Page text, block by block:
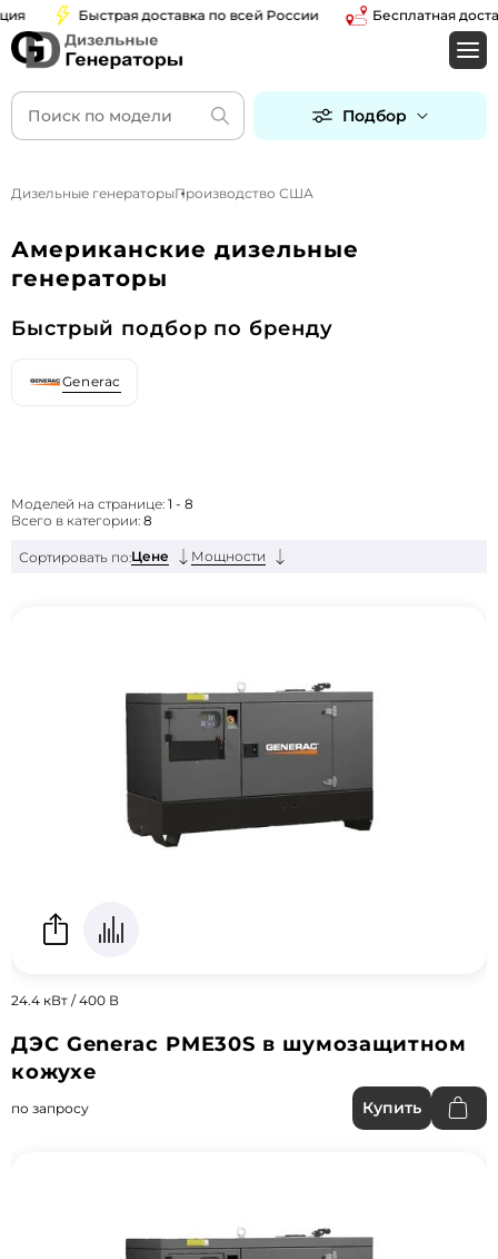
Быстрая доставка по всей России Бесплатная
Подбор
Дизельные генераторыПроизводство США
Американские дизельные
генераторы
Быстрый подбор по бренду
Generac
Моделей на странице: 1 - 8
Всего в категории: 8
Сортировать по:Цене Мощности
24.4 кВт / 400 В
ДЭС Generac PME30S в шумозащитном
кожухе
по запросу Купить